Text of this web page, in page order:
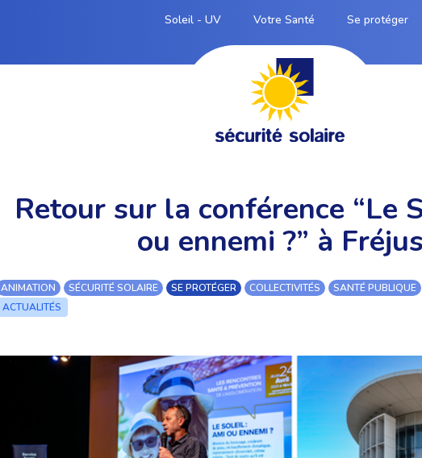
Soleil - UV Votre Santé
Se protéger
Retour sur la conférence “Le
ou ennemi ?” à Fréjus
ANIMATION SÉCURITÉ SOLAIRE SE PROTÉGER COLLECTIVITÉS SANTÉ PUBLIQUE
ACTUALITÉS